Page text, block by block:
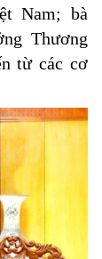
Nam; bà
Thương
từ các cơ